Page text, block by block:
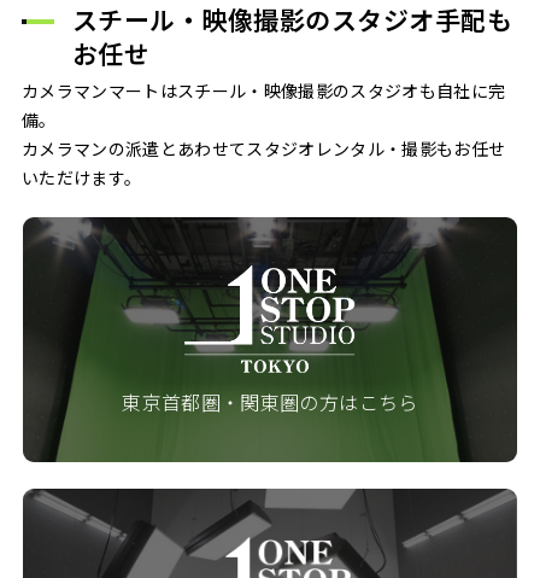
スチール・映像撮影のスタジオ手配も
お任せ
カメラマンマートはスチール・映像撮影のスタジオも自社に完
備。
カメラマンの派遣とあわせてスタジオレンタル・撮影もお任せ
いただけます。
東京首都圏・関東圏の方はこちら